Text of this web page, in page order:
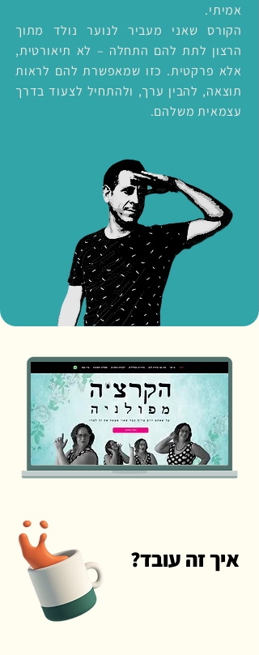
אמיתי.
הקורס שאני מעביר לנוער נולד מתוך
הרצון לתת להם התחלה – לא תיאורטית,
אלא פרקטית. כזו שמאפשרת להם לראות
תוצאה, להבין ערך, ולהתחיל לצעוד בדרך
עצמאית משלהם.
איך זה עובד?